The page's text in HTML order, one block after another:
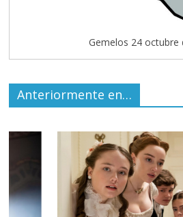
Gemelos 24 octubre
Anteriormente en…